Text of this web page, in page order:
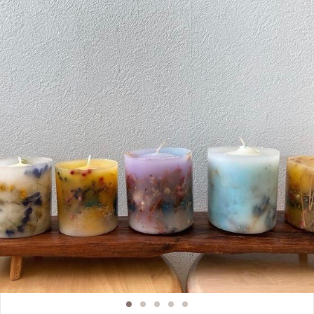
可能です。 【Atelier Nagumo アロマテラピースクールについて】 東京都葛飾
区の自宅にて開講しております。大きい窓からたっぷりの光が入り、杉や楢の天
然木の室内となっております。アロマオイルのガラス瓶、木箱に入ったドライフ
ラワーのディスプレイ等が飾られております。 講師は、アロマテラピーとハー
ブの専門店で１３年勤め、これまで培ってきた経験や知識を皆様に提供できたら
と考えております。丁寧にゆったりとした流れの講座になるよう心掛けておりま
すので、初心者の方もぜひご参加くださいませ。